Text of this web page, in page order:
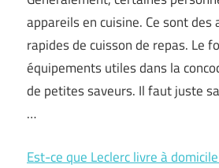
appareils en cuisine. Ce sont des
rapides de cuisson de repas. Le
équipements utiles dans la
de petites saveurs. Il faut juste
…
Est-ce que Leclerc livre à